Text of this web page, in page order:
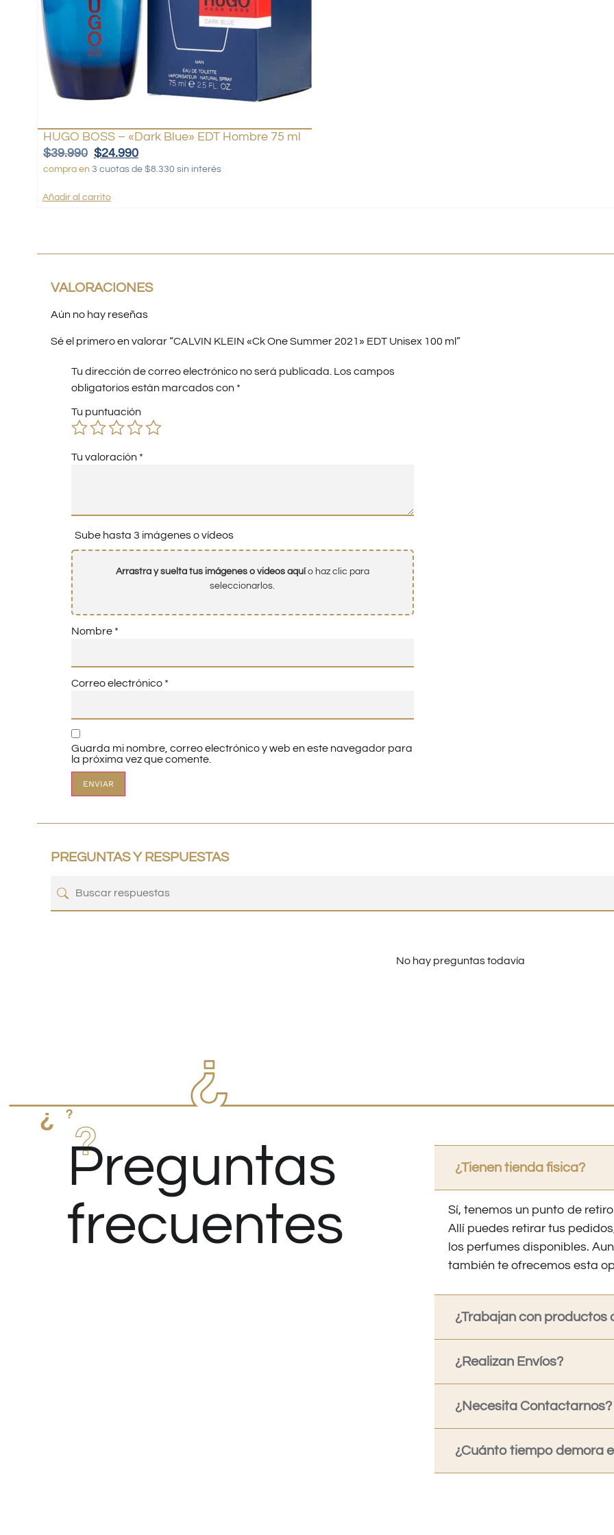
HUGO BOSS – «Dark Blue» EDT Hombre 75 ml
$39.990 $24.990
compra en 3 cuotas de $8.330 sin interés
Añadir al carrito
VALORACIONES
Aún no hay reseñas
Sé el primero en valorar “CALVIN KLEIN «Ck One Summer 2021» EDT Unisex 100 ml”
Tu dirección de correo electrónico no será publicada. Los campos
obligatorios están marcados con *
Tu puntuación
Tu valoración *
Sube hasta 3 imágenes o vídeos
Arrastra y suelta tus imágenes o videos aquío haz clic para
seleccionarlos.
Nombre *
Correo electrónico *
Guarda mi nombre, correo electrónico y web en este navegador para
la próxima vez que comente.
PREGUNTAS Y RESPUESTAS
No hay preguntas todavía
Preguntas
frecuentes
¿Tienen tienda fisica?
Sí, tenemos un punto de
Allí puedes retirar tus
los perfumes disponibles.
también te ofrecemos esta
¿Trabajan con productos
¿Realizan Envíos?
¿Necesita Contactarnos?
¿Cuánto tiempo demora